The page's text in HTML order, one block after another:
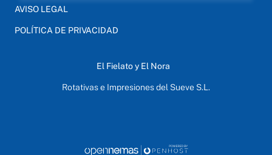
AVISO LEGAL
POLÍTICA DE PRIVACIDAD
El Fielato y El Nora
Rotativas e Impresiones del Sueve S.L.